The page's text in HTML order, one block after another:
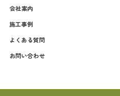
会社案内
施工事例
よくある質問
お問い合わせ